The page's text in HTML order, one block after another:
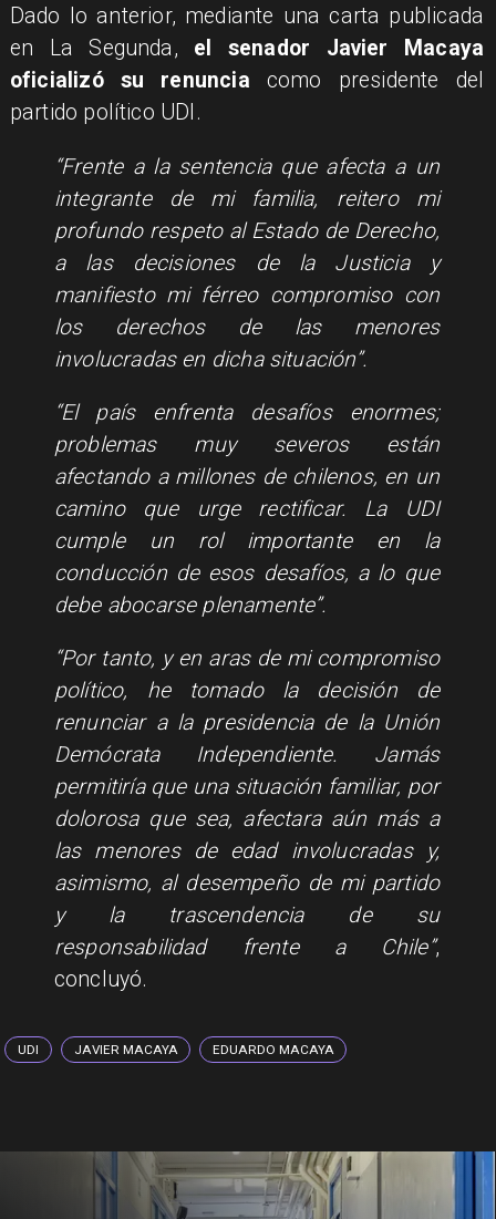
Dado lo anterior, mediante una carta publicada
en La Segunda, el senador Javier Macaya
oficializó su renuncia como presidente del
partido político UDI.
​“Frente a la sentencia que afecta a un
integrante de mi familia, reitero mi
profundo respeto al Estado de Derecho,
a las decisiones de la Justicia y
manifiesto mi férreo compromiso con
los derechos de las menores
involucradas en dicha situación”.
“El país enfrenta desafíos enormes;
problemas muy severos están
afectando a millones de chilenos, en un
camino que urge rectificar. La UDI
cumple un rol importante en la
conducción de esos desafíos, a lo que
debe abocarse plenamente”.
“Por tanto, y en aras de mi compromiso
político, he tomado la decisión de
renunciar a la presidencia de la Unión
Demócrata Independiente. Jamás
permitiría que una situación familiar, por
dolorosa que sea, afectara aún más a
las menores de edad involucradas y,
asimismo, al desempeño de mi partido
y la trascendencia de su
responsabilidad frente a Chile”,
concluyó.
UDI JAVIER MACAYA EDUARDO MACAYA